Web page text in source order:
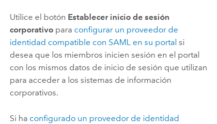
Utilice el botón Establecer inicio de sesión
corporativopara configurar un proveedor de
identidad compatible con SAML en su portal si
desea que los miembros inicien sesión en el portal
con los mismos datos de inicio de sesión que utilizan
para acceder a los sistemas de información
corporativos.
Si ha configurado un proveedor de identidad